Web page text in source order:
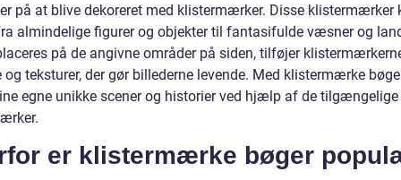
på at blive dekoreret med klistermærker. Disse klistermærker
almindelige figurer og objekter til fantasifulde væsner og
på de angivne områder på siden, tilføjer
og teksturer, der gør billederne levende. Med klistermærke
egne unikke scener og historier ved hjælp af de tilgængelige
er klistermærke bøger